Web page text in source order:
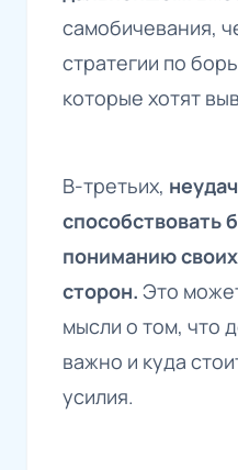
самобичевания,
стратегии по
которые хотят
В-третьих,
способствовать
пониманию
сторон. Это
мысли о том, что
важно и куда
усилия.